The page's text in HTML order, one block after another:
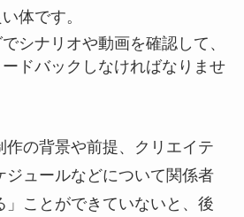
体です。
シナリオや動画を確認して、
ドバックしなければなりませ
の背景や前提、クリエイテ
ジュールなどについて関係者
」ことができていないと、後